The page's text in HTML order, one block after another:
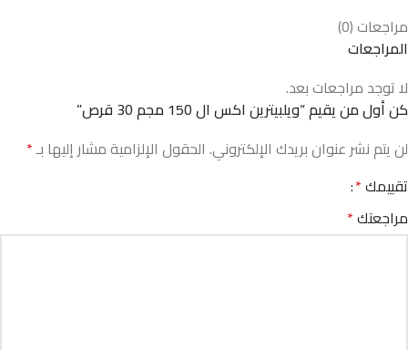
مراجعات (0)
المراجعات
لا توجد مراجعات بعد.
كن أول من يقيم “ويلبيترين اكس ال 150 مجم 30 قرص”
لن يتم نشر عنوان بريدك الإلكتروني. الحقول الإلزامية مشار إليها بـ*
تقييمك*
مراجعتك*